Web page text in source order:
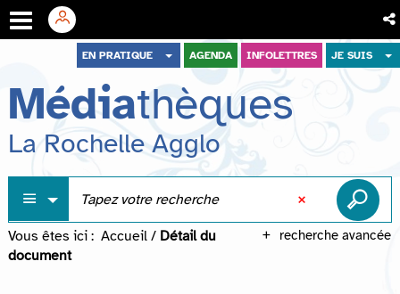
menu
contenu
recherche
EN PRATIQUE AGENDA INFOLETTRES JE SUIS
Médiathèques
La Rochelle Agglo
recherche avancée
Vous êtes ici : Accueil / Détail du
document